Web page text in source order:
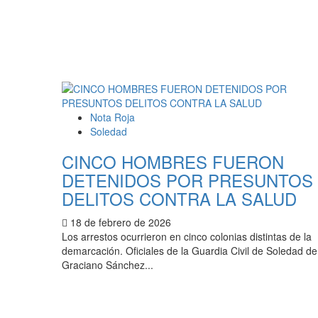
Nota Roja
Soledad
CINCO HOMBRES FUERON
DETENIDOS POR PRESUNTOS
DELITOS CONTRA LA SALUD
18 de febrero de 2026
Los arrestos ocurrieron en cinco colonias distintas de la
demarcación. Oficiales de la Guardia Civil de Soledad de
Graciano Sánchez...